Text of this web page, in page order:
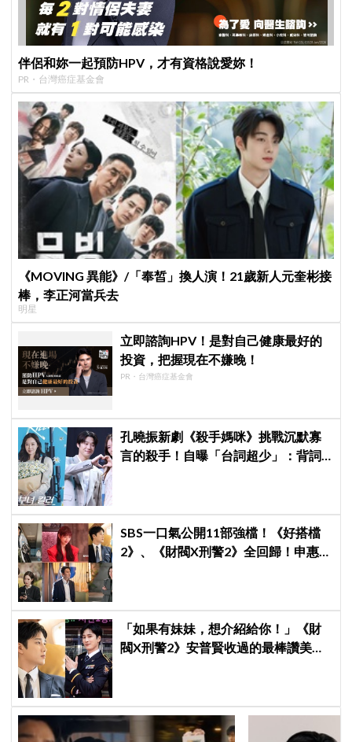
伴侶和妳一起預防HPV，才有資格說愛妳！
PR・台灣癌症基金會
《MOVING 異能》/「奉皙」換人演！21歲新人元奎彬接
棒，李正河當兵去
明星
立即諮詢HPV！是對自己健康最好的
投資，把握現在不嫌晚！
PR・台灣癌症基金會
孔曉振新劇《殺手媽咪》挑戰沉默寡
言的殺手！自曝「台詞超少」：背詞
SBS一口氣公開11部強檔！《好搭檔
2》、《財閥X刑警2》全回歸！申惠
「如果有妹妹，想介紹給你！」《財
閥X刑警2》安普賢收過的最棒讚美，